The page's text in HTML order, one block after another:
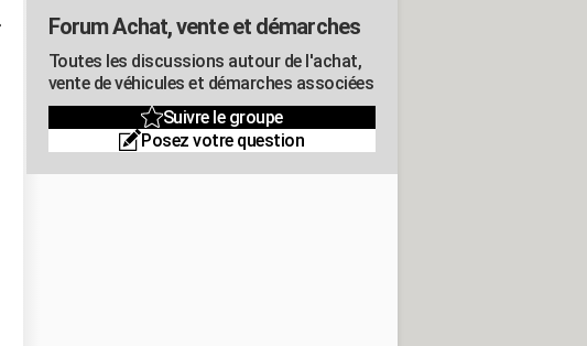
Forum Achat, vente et démarches
Toutes les discussions autour de l'achat,
vente de véhicules et démarches associées
Suivre le groupe
Posez votre question